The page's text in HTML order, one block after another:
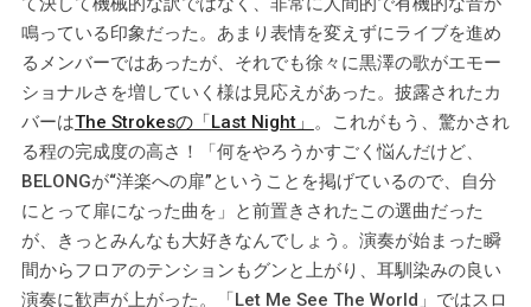
鳴っている印象だった。あまり表情を変えずにライブを進め
るメンバーではあったが、それでも徐々に黒澤の歌がエモー
ショナルさを増していく様は見応えがあった。披露されたカ
バーはThe Strokesの「Last Night」 。これがもう、驚かされ
る程の完成度の高さ！「何をやろうかすごく悩んだけど、
BELONGが“洋楽への扉”ということを掲げているので、自分
にとって扉になった曲を」と前置きされたこの選曲だった
が、きっとみんなも大好きなんでしょう。演奏が始まった瞬
間からフロアのテンションもグンと上がり、耳馴染みの良い
演奏に歓声が上がった。「Let Me See The World」ではスロ